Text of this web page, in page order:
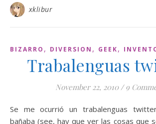
xklibur
BIZARRO , DIVERSION , GEEK,
Trabalenguas
November 22, 2010 / 9
Se me ocurrió un trabalenguas twittero mientras me
bañaba (see, hay que ver las cosas que